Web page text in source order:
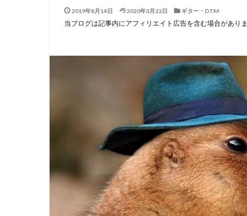
2019年8月14日 2020年3月22日 ギター・DTM
当ブログは記事内にアフィリエイト広告を含む場合がありま